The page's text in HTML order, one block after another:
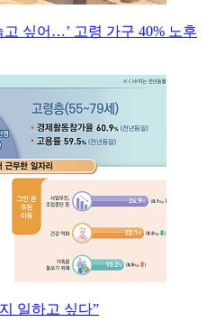
고 싶어…’ 고령 가구 40% 노후
일하고 싶다”